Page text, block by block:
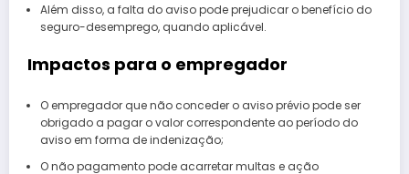
Além disso, a falta do aviso pode prejudicar o benefício do
seguro-desemprego, quando aplicável.
Impactos para o empregador
O empregador que não conceder o aviso prévio pode ser
obrigado a pagar o valor correspondente ao período do
aviso em forma de indenização;
O não pagamento pode acarretar multas e ação